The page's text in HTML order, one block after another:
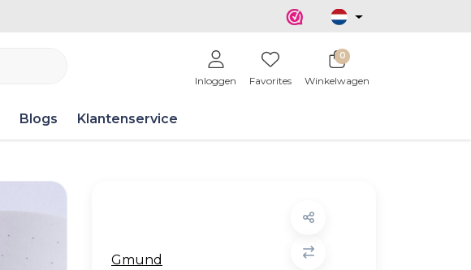
Inloggen Favorites
0
Winkelwagen
Blogs Klantenservice
Gmund